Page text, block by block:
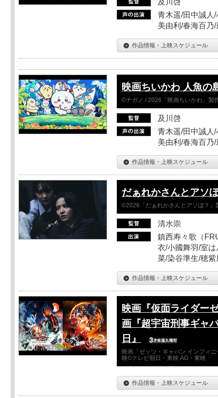
青木遥/田中誠人
美由利/春海百乃
作品情報・上映スケジュール
映画ちいかわ 人魚の
©ナガノ / 2026「映画ちいかわ」製
及川啓
青木遥/田中誠人
美由利/春海百乃
作品情報・上映スケジュール
だぁれかさんとアソ
©2026「だぁれかさんとアソぼ？」
清水崇
鎮西寿々歌（
衣/小國舞羽/室
菜/染谷準生/穂
作品情報・上映スケジュール
映画『仮面ライダー
画『超宇宙刑事ギャ
日』
映画「ゼッツ・ギャバン インフィ
映©テレビ朝日・東映 AG・東映
作品情報・上映スケジュール